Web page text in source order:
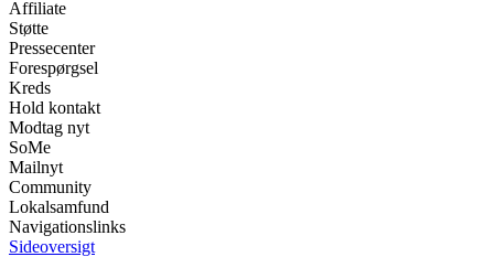
Affiliate
Støtte
Pressecenter
Forespørgsel
Kreds
Hold kontakt
Modtag nyt
SoMe
Mailnyt
Community
Lokalsamfund
Navigationslinks
Sideoversigt